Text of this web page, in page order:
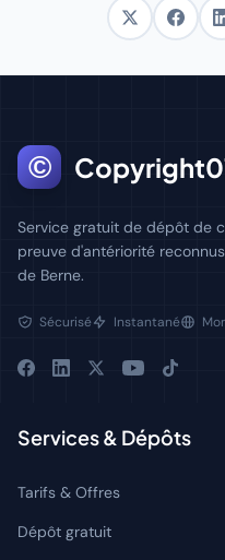
©
Service gratuit de dépôt de
preuve d'antériorité
de Berne.
Sécurisé Instantané
Services & Dépôts
Tarifs & Offres
Dépôt gratuit